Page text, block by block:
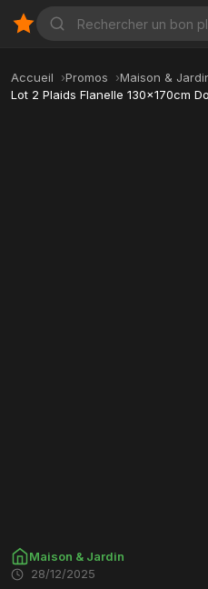
Accueil Promos
Maison &
Lot 2 Plaids Flanelle 130x170cm
Maison & Jardin
28/12/2025